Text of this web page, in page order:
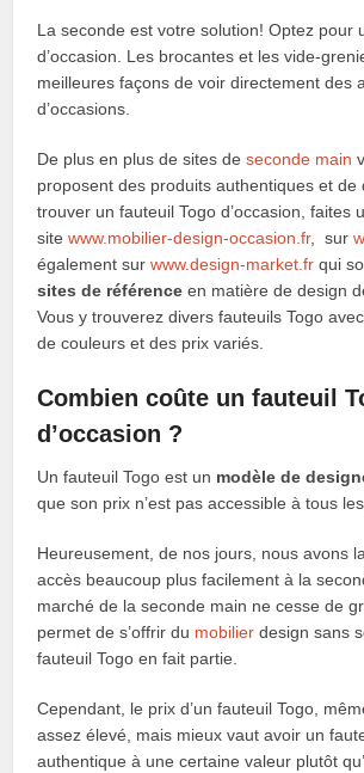
La seconde est votre solution! Optez pour
d’occasion. Les brocantes et les vide-
meilleures façons de voir directement des
d’occasions.
De plus en plus de sites deseconde main
proposent des produits authentiques et de
trouver un fauteuil Togo d’occasion, faites
sitewww.mobilier-design-occasion.fr, sur
également surwww.design-market.fr qui
sites de référence en matière de design
Vous y trouverez divers fauteuils Togo
de couleurs et des prix variés.
Combien coûte un fauteuil
d’occasion ?
Un fauteuil Togo est un modèle de
que son prix n’est pas accessible à tous
Heureusement, de nos jours, nous avons
accès beaucoup plus facilement à la
marché de la seconde main ne cesse de
permet de s’offrir du mobilier design sans
fauteuil Togo en fait partie.
Cependant, le prix d’un fauteuil Togo,
assez élevé, mais mieux vaut avoir un
authentique à une certaine valeur plutôt